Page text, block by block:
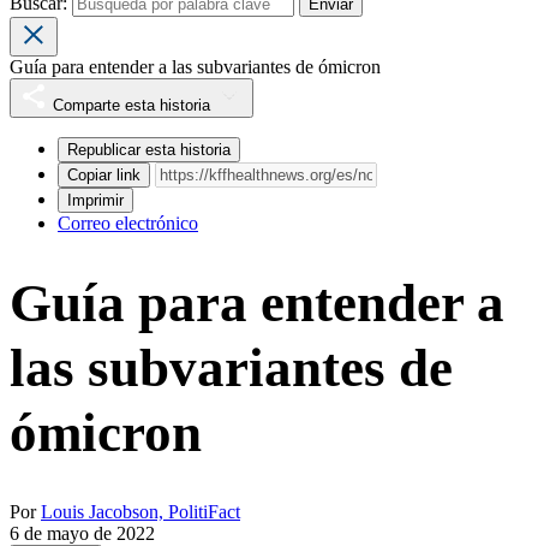
Guía para entender a las subvariantes de ómicron
Comparte esta historia
Republicar esta historia
Copiar link
Imprimir
Correo electrónico
Guía para entender a
las subvariantes de
ómicron
PorLouis Jacobson, PolitiFact
6 de mayo de 2022